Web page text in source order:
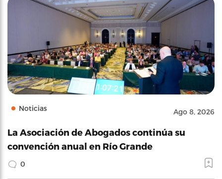
Noticias Ago 8, 2026
La Asociación de Abogados continúa su
convención anual en Río Grande
0